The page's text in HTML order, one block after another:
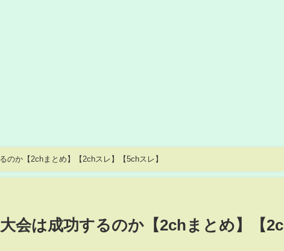
のか【2chまとめ】【2chスレ】【5chスレ】
会は成功するのか【2chまとめ】【